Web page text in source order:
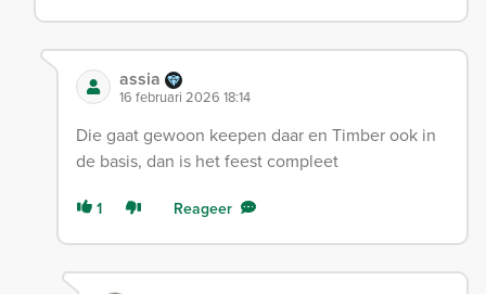
assia
16 februari 2026 18:14
Die gaat gewoon keepen daar en Timber ook in
de basis, dan is het feest compleet
1 Reageer